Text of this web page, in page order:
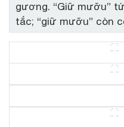
gương. “Giữ mưỡu”
tắc; “giữ mưỡu” còn